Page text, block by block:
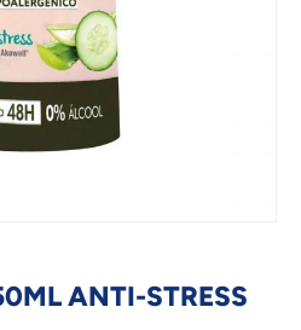
ANTI-STRESS